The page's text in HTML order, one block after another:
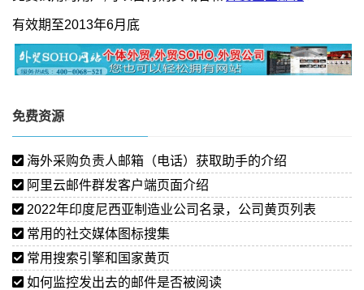
有效期至2013年6月底
免费资源
海外采购负责人邮箱（电话）获取助手的介绍
阿里云邮件群发客户端页面介绍
2022年印度尼西亚制造业公司名录，公司黄页列表
常用的社交媒体图标搜集
常用搜索引擎和国家黄页
如何监控发出去的邮件是否被阅读